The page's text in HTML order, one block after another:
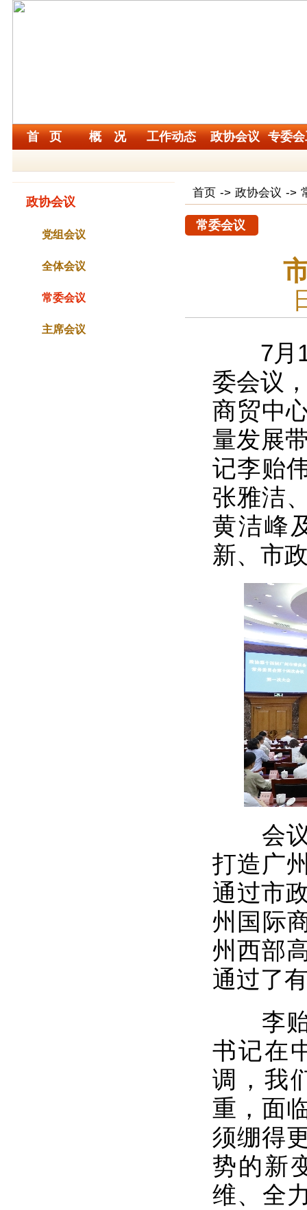
首 页 概 况 工作动态 政协会议 专委
政协会议
党组会议
全体会议
常委会议
主席会议
首页 -> 政协会议 ->
常委会议
7月17
委会议
商贸中
量发展
记李贻
张雅洁
黄洁峰
新、市
会议
打造广
通过市
州国际
州西部
通过了
李贻
书记在
调，我
重，面
须绷得
势的新
维、全